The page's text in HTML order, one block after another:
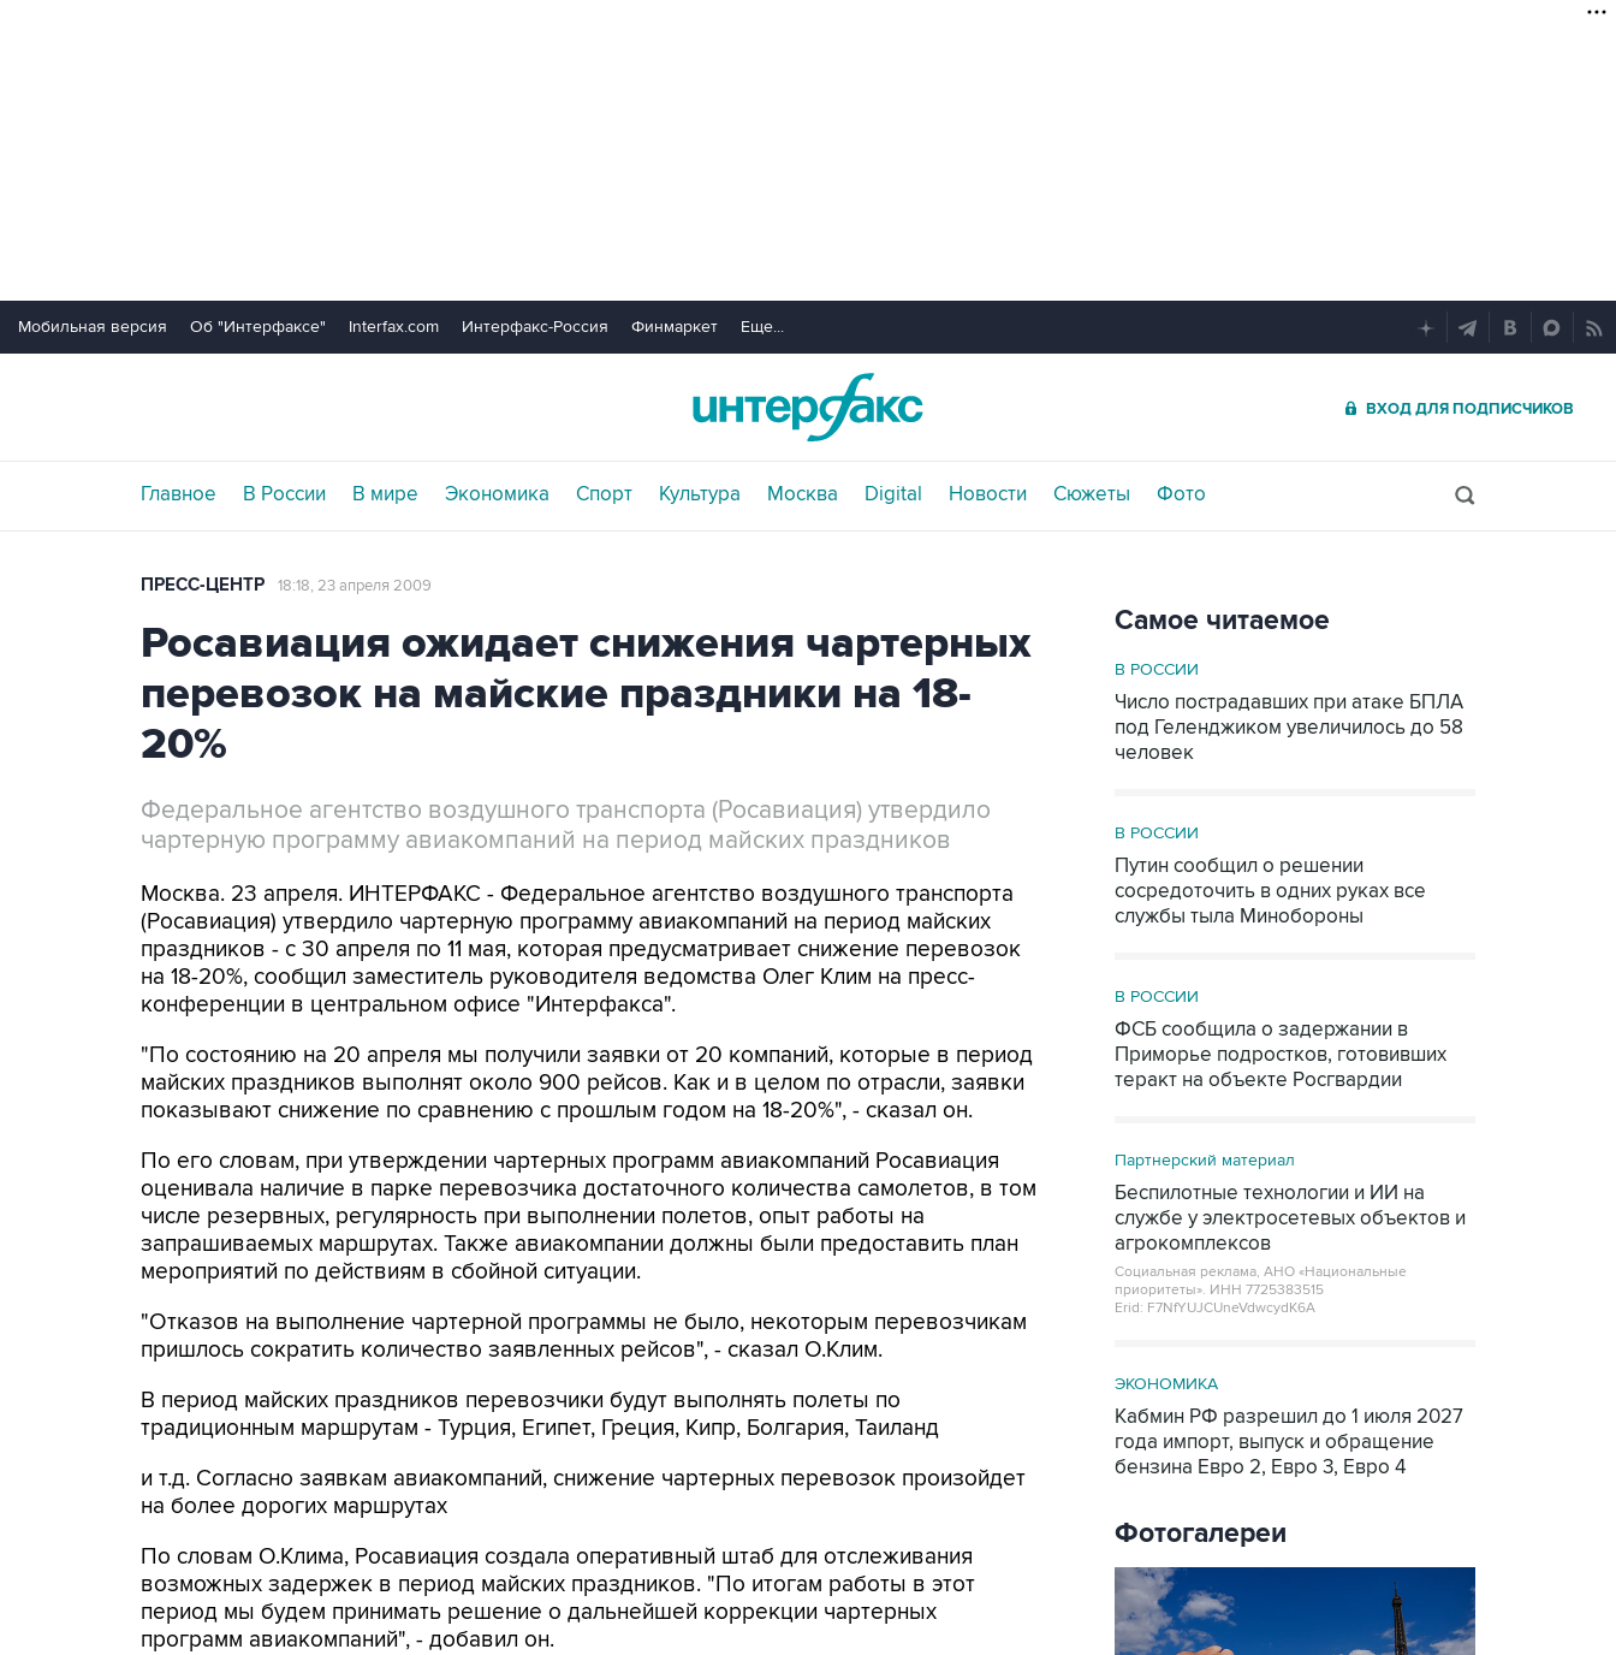
Мобильная версия Об "Интерфаксе" Interfax.com Интерфакс-Россия Финмаркет Еще...
ВХОД ДЛЯ ПОДПИСЧИКОВ
Главное В России В мире Экономика Спорт Культура Москва Digital Новости Сюжеты Фото
ПРЕСС-ЦЕНТР 18:18, 23 апреля 2009
Росавиация ожидает снижения чартерных
перевозок на майские праздники на 18-
20%
Федеральное агентство воздушного транспорта (Росавиация) утвердило
чартерную программу авиакомпаний на период майских праздников
Москва. 23 апреля. ИНТЕРФАКС - Федеральное агентство воздушного транспорта
(Росавиация) утвердило чартерную программу авиакомпаний на период майских
праздников - с 30 апреля по 11 мая, которая предусматривает снижение перевозок
на 18-20%, сообщил заместитель руководителя ведомства Олег Клим на пресс-
конференции в центральном офисе "Интерфакса".
"По состоянию на 20 апреля мы получили заявки от 20 компаний, которые в период
майских праздников выполнят около 900 рейсов. Как и в целом по отрасли, заявки
показывают снижение по сравнению с прошлым годом на 18-20%", - сказал он.
По его словам, при утверждении чартерных программ авиакомпаний Росавиация
оценивала наличие в парке перевозчика достаточного количества самолетов, в том
числе резервных, регулярность при выполнении полетов, опыт работы на
запрашиваемых маршрутах. Также авиакомпании должны были предоставить план
мероприятий по действиям в сбойной ситуации.
"Отказов на выполнение чартерной программы не было, некоторым перевозчикам
пришлось сократить количество заявленных рейсов", - сказал О.Клим.
В период майских праздников перевозчики будут выполнять полеты по
традиционным маршрутам - Турция, Египет, Греция, Кипр, Болгария, Таиланд
и т.д. Согласно заявкам авиакомпаний, снижение чартерных перевозок произойдет
на более дорогих маршрутах
По словам О.Клима, Росавиация создала оперативный штаб для отслеживания
возможных задержек в период майских праздников. "По итогам работы в этот
период мы будем принимать решение о дальнейшей коррекции чартерных
программ авиакомпаний", - добавил он.
Самое читаемое
В РОССИИ
Число пострадавших при атаке БПЛА
под Геленджиком увеличилось до 58
человек
В РОССИИ
Путин сообщил о решении
сосредоточить в одних руках все
службы тыла Минобороны
В РОССИИ
ФСБ сообщила о задержании в
Приморье подростков, готовивших
теракт на объекте Росгвардии
Партнерский материал
Беспилотные технологии и ИИ на
службе у электросетевых объектов и
агрокомплексов
Социальная реклама, АНО «Национальные
приоритеты». ИНН 7725383515
Erid: F7NfYUJCUneVdwcydK6A
ЭКОНОМИКА
Кабмин РФ разрешил до 1 июля 2027
года импорт, выпуск и обращение
бензина Евро 2, Евро 3, Евро 4
Фотогалереи